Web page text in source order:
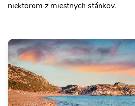
niektorom z miestnych stánkov.